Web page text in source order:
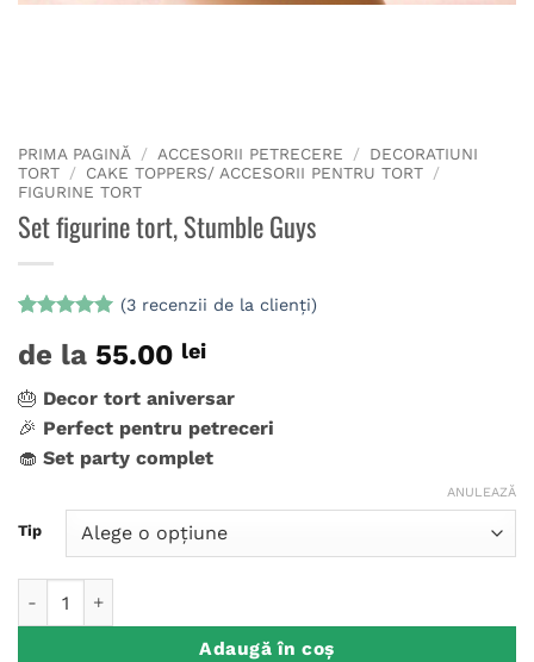
PRIMA PAGINĂ / ACCESORII PETRECERE / DECORATIUNI
TORT / CAKE TOPPERS/ ACCESORII PENTRU TORT /
FIGURINE TORT
Set figurine tort, Stumble Guys
5din 5 pe
baza a
evaluări de
la clienți
(3recenzii de la clienți)
de la 55.00 lei
🎂 Decor tort aniversar
🎉 Perfect pentru petreceri
🧁 Set party complet
Tip
ANULEAZĂ
Adaugă în coș